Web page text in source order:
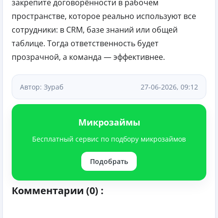
закрепите договорённости в рабочем
пространстве, которое реально используют все
сотрудники: в CRM, базе знаний или общей
таблице. Тогда ответственность будет
прозрачной, а команда — эффективнее.
Автор: Зураб 27-06-2026, 09:12
Микрозаймы
Бесплатный сервис по подбору микрозаймов
Подобрать
Комментарии (0) :